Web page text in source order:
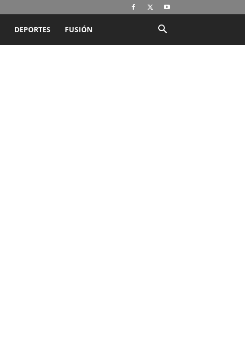
DEPORTES FUSIÓN